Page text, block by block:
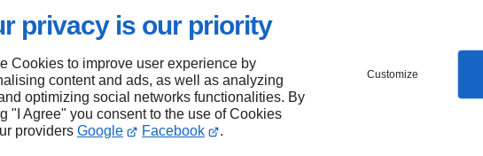
privacy is our priority
Cookies to improve user experience by
content and ads, as well as analyzing
optimizing social networks functionalities. By
"I Agree" you consent to the use of Cookies
providers Google Facebook .
Customize
projet
à